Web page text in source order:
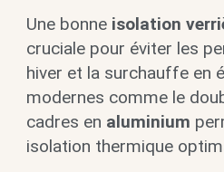
Une bonne isolation
cruciale pour éviter les
hiver et la surchauffe en
modernes comme le
cadres en aluminium
isolation thermique